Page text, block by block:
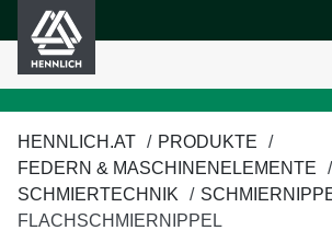
springen
HENNLICH.AT
PRODUKTE
FEDERN & MASCHINENELEMENTE
SCHMIERTECHNIK
FLACHSCHMIERNIPPEL